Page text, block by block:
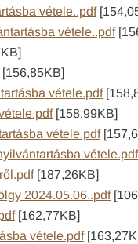
vétele..pdf
vétele..pdf
[156,85KB]
vétele.pdf
[158,99KB]
vétele.pdf
vétele.pdf
[187,26KB]
2024.05.06..pdf
[162,77KB]
vétele.pdf